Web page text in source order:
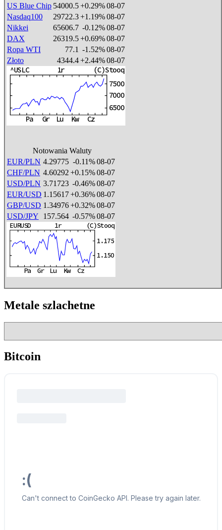
US Blue Chip 54000.5+0.29%08-07
Nasdaq100
29722.3+1.19%08-07
Nikkei
65606.7 -0.12%08-07
DAX
26319.5+0.69%08-07
Ropa WTI
77.1 -1.52%08-07
Złoto
4344.4+2.44%08-07
Notowania Waluty
EUR/PLN 4.29775 -0.11%08-07
CHF/PLN 4.60292 +0.15%08-07
USD/PLN 3.71723 -0.46%08-07
EUR/USD 1.15617+0.36%08-07
GBP/USD 1.34976+0.32%08-07
USD/JPY
157.564 -0.57%08-07
Metale szlachetne
Bitcoin